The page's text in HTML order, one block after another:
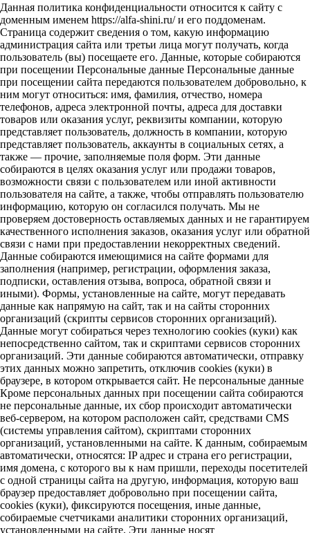
Данная политика конфиденциальности относится к сайту с
доменным именем https://alfa-shini.ru/ и его поддоменам.
Страница содержит сведения о том, какую информацию
администрация сайта или третьи лица могут получать, когда
пользователь (вы) посещаете его. Данные, которые собираются
при посещении Персональные данные Персональные данные
при посещении сайта передаются пользователем добровольно, к
ним могут относиться: имя, фамилия, отчество, номера
телефонов, адреса электронной почты, адреса для доставки
товаров или оказания услуг, реквизиты компании, которую
представляет пользователь, должность в компании, которую
представляет пользователь, аккаунты в социальных сетях, а
также — прочие, заполняемые поля форм. Эти данные
собираются в целях оказания услуг или продажи товаров,
возможности связи с пользователем или иной активности
пользователя на сайте, а также, чтобы отправлять пользователю
информацию, которую он согласился получать. Мы не
проверяем достоверность оставляемых данных и не гарантируем
качественного исполнения заказов, оказания услуг или обратной
связи с нами при предоставлении некорректных сведений.
Данные собираются имеющимися на сайте формами для
заполнения (например, регистрации, оформления заказа,
подписки, оставления отзыва, вопроса, обратной связи и
иными). Формы, установленные на сайте, могут передавать
данные как напрямую на сайт, так и на сайты сторонних
организаций (скрипты сервисов сторонних организаций).
Данные могут собираться через технологию cookies (куки) как
непосредственно сайтом, так и скриптами сервисов сторонних
организаций. Эти данные собираются автоматически, отправку
этих данных можно запретить, отключив cookies (куки) в
браузере, в котором открывается сайт. Не персональные данные
Кроме персональных данных при посещении сайта собираются
не персональные данные, их сбор происходит автоматически
веб-сервером, на котором расположен сайт, средствами CMS
(системы управления сайтом), скриптами сторонних
организаций, установленными на сайте. К данным, собираемым
автоматически, относятся: IP адрес и страна его регистрации,
имя домена, с которого вы к нам пришли, переходы посетителей
с одной страницы сайта на другую, информация, которую ваш
браузер предоставляет добровольно при посещении сайта,
cookies (куки), фиксируются посещения, иные данные,
собираемые счетчиками аналитики сторонних организаций,
установленными на сайте. Эти данные носят